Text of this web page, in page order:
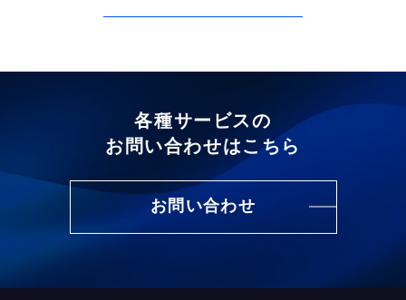
各種サービスの
お問い合わせはこちら
お問い合わせ